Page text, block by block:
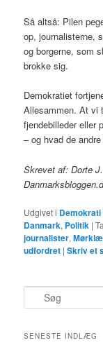
Så altså: Pilen
op, journalisterne,
og borgerne, som
brokke sig.
Demokratiet
Allesammen. At vi
fjendebilleder eller
– og hvad de andre
Skrevet af: Dorte
Udgivet i
Danmark, Politik |
journalister,
udfordret |Skriv et
ø
SENESTE INDLÆG